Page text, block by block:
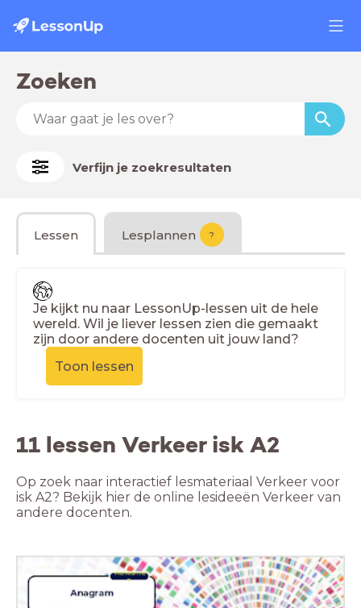
Zoeken
Verfijn je zoekresultaten
Lessen Lesplannen ?
Je kijkt nu naar LessonUp-lessen uit de hele
wereld. Wil je liever lessen zien die gemaakt
zijn door andere docenten uit jouw land?
Toon lessen
11 lessen Verkeer isk A2
Op zoek naar interactief lesmateriaal Verkeer voor
isk A2? Bekijk hier de online lesideeën Verkeer van
andere docenten.